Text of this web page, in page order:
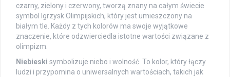
czarny, zielony i czerwony, tworzą znany na całym świecie
symbol Igrzysk Olimpijskich, który jest umieszczony na
białym tle. Każdy z tych kolorów ma swoje wyjątkowe
znaczenie, które odzwierciedla istotne wartości związane z
olimpizm.
Niebieski symbolizuje niebo i wolność. To kolor, który łączy
ludzi i przypomina o uniwersalnych wartościach, takich jak